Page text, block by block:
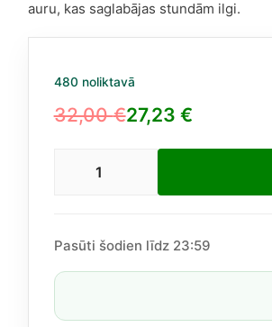
auru, kas saglabājas stundām ilgi.
480 noliktavā
32,00€
Original
27,23 €
Current
Khamrah
100
Pasūti šodien līdz 23:59